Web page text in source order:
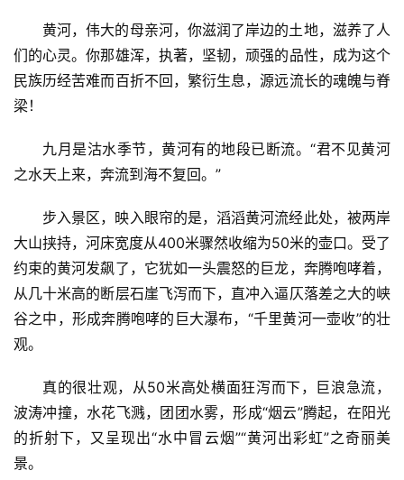
黄河，伟大的母亲河，你滋润了岸边的土地，滋养了人
们的心灵。你那雄浑，执著，坚韧，顽强的品性，成为这个
民族历经苦难而百折不回，繁衍生息，源远流长的魂魄与脊
梁！
九月是沽水季节，黄河有的地段已断流。“君不见黄河
之水天上来，奔流到海不复回。”
步入景区，映入眼帘的是，滔滔黄河流经此处，被两岸
大山挟持，河床宽度从400米骤然收缩为50米的壶口。受了
约束的黄河发飙了，它犹如一头震怒的巨龙，奔腾咆哮着，
从几十米高的断层石崖飞泻而下，直冲入逼仄落差之大的峡
谷之中，形成奔腾咆哮的巨大瀑布，“千里黄河一壶收”的壮
观。
真的很壮观，从50米高处横面狂泻而下，巨浪急流，
波涛冲撞，水花飞溅，团团水雾，形成“烟云”腾起，在阳光
的折射下，又呈现出“水中冒云烟”“黄河出彩虹”之奇丽美
景。